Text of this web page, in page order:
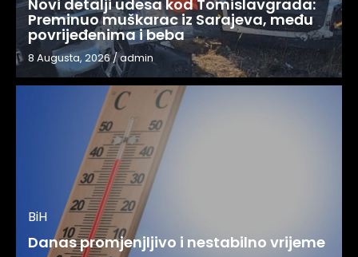
Novi detalji udesa kod Tomislavgrada:
Preminuo muškarac iz Sarajeva, među
povrijeđenima i beba
8 Augusta, 2026/admin
BiH
Danas promjenjljivo i nestabilno vrijeme